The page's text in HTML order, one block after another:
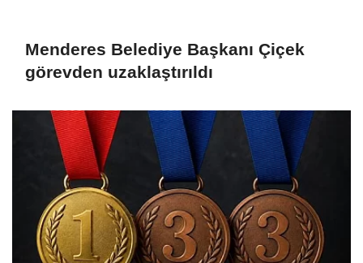
Menderes Belediye Başkanı Çiçek
görevden uzaklaştırıldı